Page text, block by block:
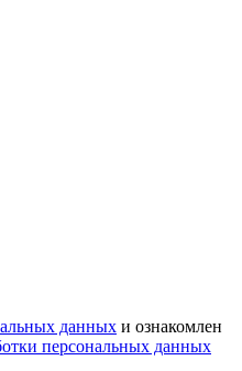
данных и ознакомлен
персональных данных